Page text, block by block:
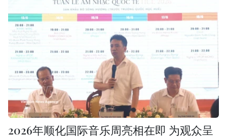
2026年顺化国际音乐周亮相在即 为观众呈